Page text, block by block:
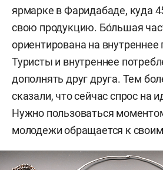
ярмарке в Фаридабаде, куда
свою продукцию. Бо́льшая
ориентирована на внутреннее
Туристы и внутреннее
дополнять друг друга. Тем
сказали, что сейчас спрос на
Нужно пользоваться
молодежи обращается к